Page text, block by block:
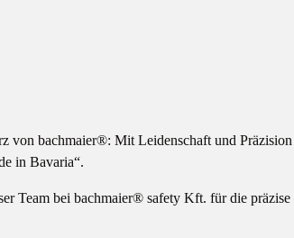
von bachmaier®: Mit Leidenschaft und Präzision
in Bavaria“.
Team bei bachmaier® safety Kft. für die präzise